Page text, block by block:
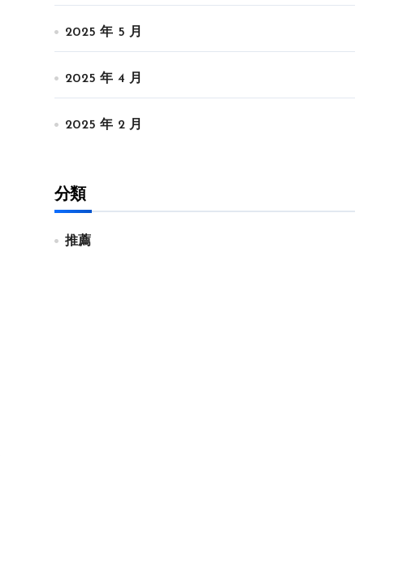
2025 年 5 月
2025 年 4 月
2025 年 2 月
分類
推薦